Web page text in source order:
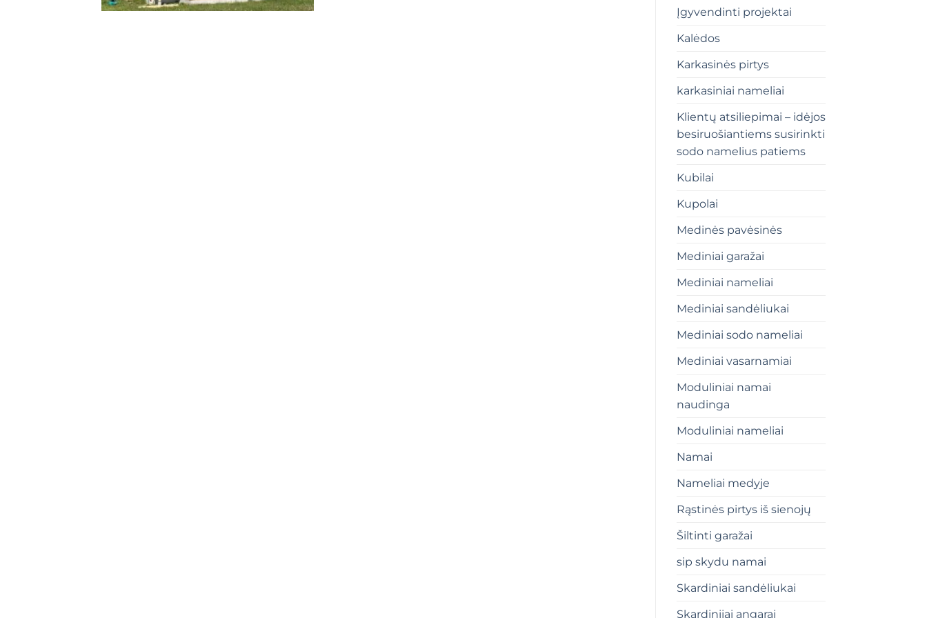
Įgyvendinti projektai
Kalėdos
Karkasinės pirtys
karkasiniai nameliai
Klientų atsiliepimai – idėjos
besiruošiantiems susirinkti
sodo namelius patiems
Kubilai
Kupolai
Medinės pavėsinės
Mediniai garažai
Mediniai nameliai
Mediniai sandėliukai
Mediniai sodo nameliai
Mediniai vasarnamiai
Moduliniai namai
naudinga
Moduliniai nameliai
Namai
Nameliai medyje
Rąstinės pirtys iš sienojų
Šiltinti garažai
sip skydu namai
Skardiniai sandėliukai
Skardiniiai angarai